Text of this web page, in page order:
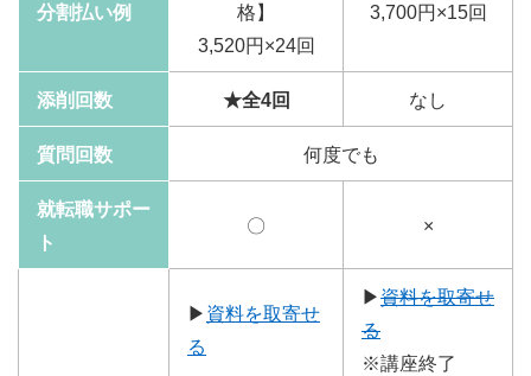
分割払い例
格】
3,520円×24回
3,700円×15回
添削回数 ★全4回 なし
質問回数 何度でも
就転職サポー
ト
〇 ×
▶ 資料を取寄せ
る
▶資料を取寄せ
る
※講座終了